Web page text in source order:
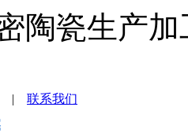
陶瓷生产
| 联系我们